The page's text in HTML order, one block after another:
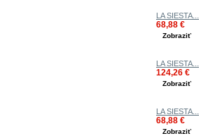
LA SIESTA...
68,88 €
Zobraziť
LA SIESTA...
124,26 €
Zobraziť
LA SIESTA...
68,88 €
Zobraziť